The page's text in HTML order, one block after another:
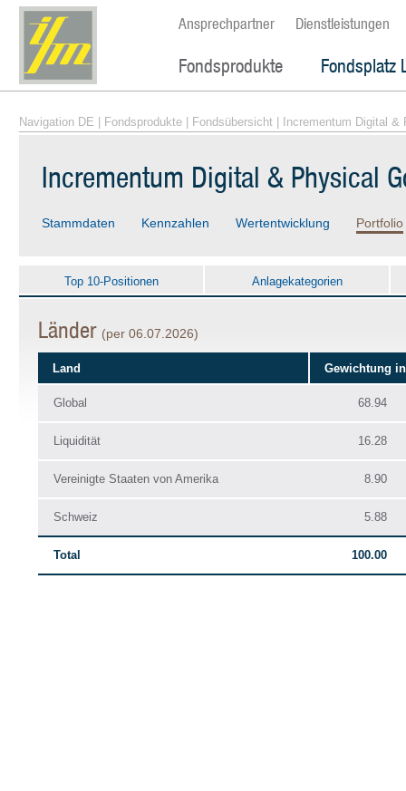
Ansprechpartner Dienstleistungen
Fondsprodukte Fondsplatz
Navigation DE Fondsprodukte Fondsübersicht | Incrementum Digital
Incrementum Digital & Physical
Stammdaten Kennzahlen Wertentwicklung Portfolio
Top 10-Positionen Anlagekategorien
Länder (per 06.07.2026)
Land Gewichtung
Global 68.94
Liquidität 16.28
Vereinigte Staaten von Amerika 8.90
Schweiz 5.88
Total 100.00